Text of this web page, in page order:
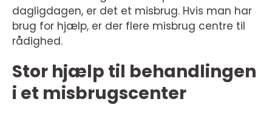
dagligdagen, er det et misbrug. Hvis man har
brug for hjælp, er der flere misbrug centre til
rådighed.
Stor hjælp til behandlingen
i et misbrugscenter